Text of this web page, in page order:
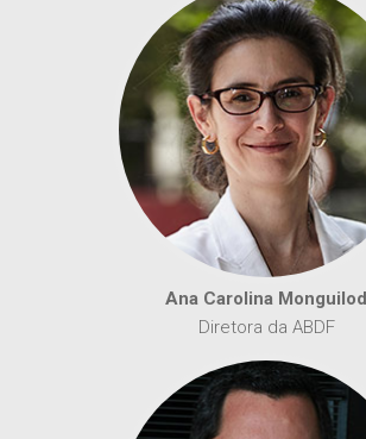
Ana Carolina Monguilod
Diretora da ABDF